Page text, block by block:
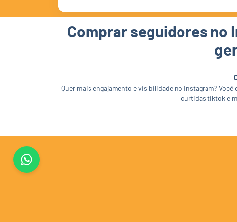
Comprar seguidores no
Quer mais engajamento e visibilidade no Instagram?
curtidas tiktok e